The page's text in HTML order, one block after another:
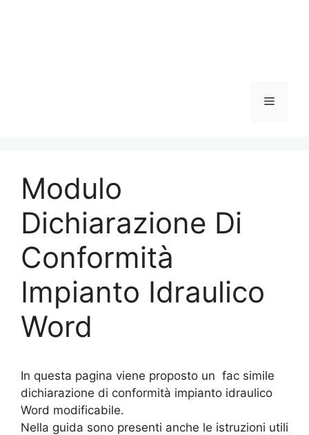
Menu
Modulo
Dichiarazione Di
Conformità
Impianto Idraulico
Word
In questa pagina viene proposto un fac simile
dichiarazione di conformità impianto idraulico
Word modificabile.
Nella guida sono presenti anche le istruzioni utili